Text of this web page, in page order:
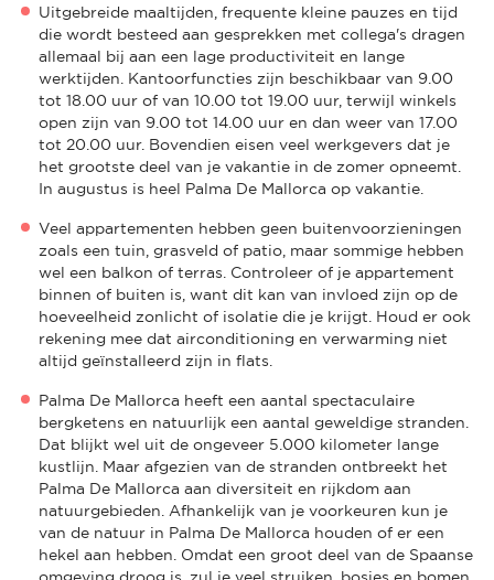
Uitgebreide maaltijden, frequente kleine pauzes en tijd
die wordt besteed aan gesprekken met collega's dragen
allemaal bij aan een lage productiviteit en lange
werktijden. Kantoorfuncties zijn beschikbaar van 9.00
tot 18.00 uur of van 10.00 tot 19.00 uur, terwijl winkels
open zijn van 9.00 tot 14.00 uur en dan weer van 17.00
tot 20.00 uur. Bovendien eisen veel werkgevers dat je
het grootste deel van je vakantie in de zomer opneemt.
In augustus is heel Palma De Mallorca op vakantie.
Veel appartementen hebben geen buitenvoorzieningen
zoals een tuin, grasveld of patio, maar sommige hebben
wel een balkon of terras. Controleer of je appartement
binnen of buiten is, want dit kan van invloed zijn op de
hoeveelheid zonlicht of isolatie die je krijgt. Houd er ook
rekening mee dat airconditioning en verwarming niet
altijd geïnstalleerd zijn in flats.
Palma De Mallorca heeft een aantal spectaculaire
bergketens en natuurlijk een aantal geweldige stranden.
Dat blijkt wel uit de ongeveer 5.000 kilometer lange
kustlijn. Maar afgezien van de stranden ontbreekt het
Palma De Mallorca aan diversiteit en rijkdom aan
natuurgebieden. Afhankelijk van je voorkeuren kun je
van de natuur in Palma De Mallorca houden of er een
hekel aan hebben. Omdat een groot deel van de Spaanse
omgeving droog is, zul je veel struiken, bosjes en bomen